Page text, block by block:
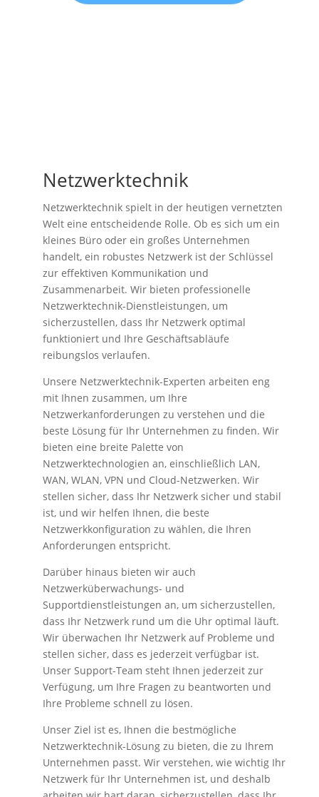
Netzwerktechnik
Netzwerktechnik spielt in der heutigen vernetzten
Welt eine entscheidende Rolle. Ob es sich um ein
kleines Büro oder ein großes Unternehmen
handelt, ein robustes Netzwerk ist der Schlüssel
zur effektiven Kommunikation und
Zusammenarbeit. Wir bieten professionelle
Netzwerktechnik-Dienstleistungen, um
sicherzustellen, dass Ihr Netzwerk optimal
funktioniert und Ihre Geschäftsabläufe
reibungslos verlaufen.
Unsere Netzwerktechnik-Experten arbeiten eng
mit Ihnen zusammen, um Ihre
Netzwerkanforderungen zu verstehen und die
beste Lösung für Ihr Unternehmen zu finden. Wir
bieten eine breite Palette von
Netzwerktechnologien an, einschließlich LAN,
WAN, WLAN, VPN und Cloud-Netzwerken. Wir
stellen sicher, dass Ihr Netzwerk sicher und stabil
ist, und wir helfen Ihnen, die beste
Netzwerkkonfiguration zu wählen, die Ihren
Anforderungen entspricht.
Darüber hinaus bieten wir auch
Netzwerküberwachungs- und
Supportdienstleistungen an, um sicherzustellen,
dass Ihr Netzwerk rund um die Uhr optimal läuft.
Wir überwachen Ihr Netzwerk auf Probleme und
stellen sicher, dass es jederzeit verfügbar ist.
Unser Support-Team steht Ihnen jederzeit zur
Verfügung, um Ihre Fragen zu beantworten und
Ihre Probleme schnell zu lösen.
Unser Ziel ist es, Ihnen die bestmögliche
Netzwerktechnik-Lösung zu bieten, die zu Ihrem
Unternehmen passt. Wir verstehen, wie wichtig Ihr
Netzwerk für Ihr Unternehmen ist, und deshalb